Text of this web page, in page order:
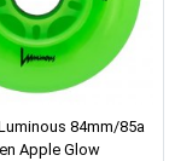
84mm/85a
Apple Glow